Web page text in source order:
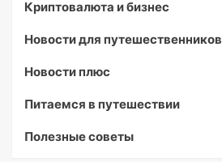
Криптовалюта и бизнес
Новости для путешественников
Новости плюс
Питаемся в путешествии
Полезные советы